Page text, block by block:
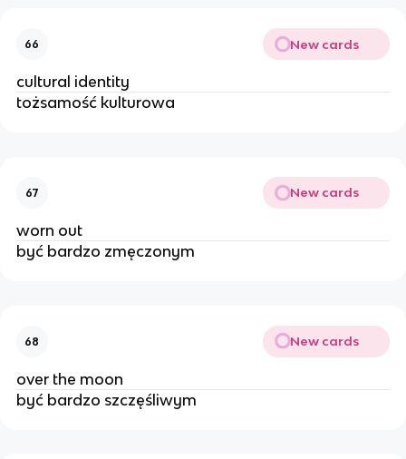
66 New cards
cultural identity
tożsamość kulturowa
67 New cards
worn out
być bardzo zmęczonym
68 New cards
over the moon
być bardzo szczęśliwym